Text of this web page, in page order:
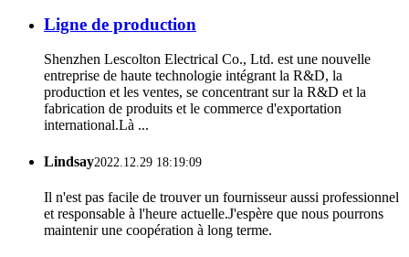
Ligne de production
Shenzhen Lescolton Electrical Co., Ltd. est une nouvelle
entreprise de haute technologie intégrant la R&D, la
production et les ventes, se concentrant sur la R&D et la
fabrication de produits et le commerce d'exportation
international.Là ...
Lindsay2022.12.29 18:19:09
Il n'est pas facile de trouver un fournisseur aussi professionnel
et responsable à l'heure actuelle.J'espère que nous pourrons
maintenir une coopération à long terme.